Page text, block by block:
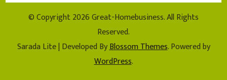
© Copyright 2026Great-Homebusiness. All Rights
Reserved.
Sarada Lite | Developed ByBlossom Themes. Powered by
WordPress.